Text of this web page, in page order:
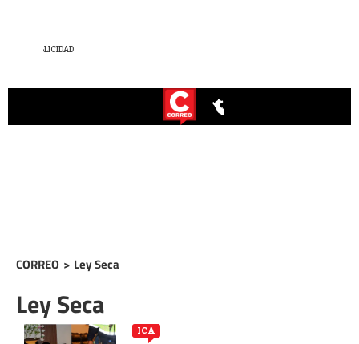
CORREO > Ley Seca
Ley Seca
ICA